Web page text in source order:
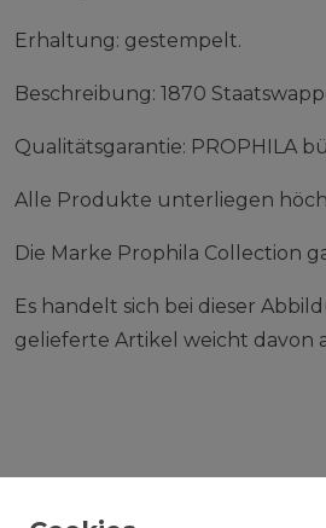
Erhaltung: gestempelt.
Beschreibung: 1870
Qualitätsgarantie: PROPHILA
Alle Produkte unterliegen
Die Marke Prophila Collection
Es handelt sich bei dieser
gelieferte Artikel weicht davon